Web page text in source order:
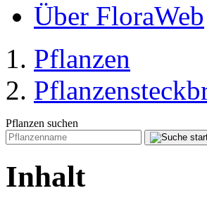
Über FloraWeb
Pflanzen
Pflanzen suchen
Inhalt